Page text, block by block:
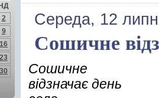
НД
2
9
16
23
30
Середа, 12
Сошичне
Сошичне
відзначає день